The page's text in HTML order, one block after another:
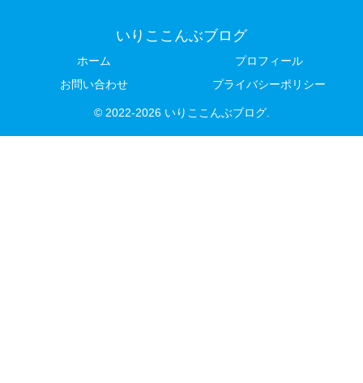
いりここんぶブログ
ホーム
プロフィール
お問い合わせ
プライバシーポリシー
© 2022-2026 いりここんぶブログ.